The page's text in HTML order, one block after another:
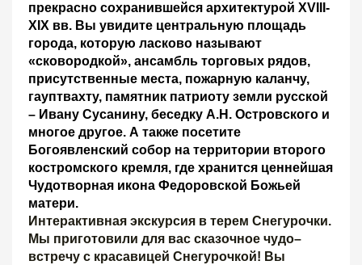
прекрасно сохранившейся архитектурой XVIII-
XIX вв. Вы увидите центральную площадь
города, которую ласково называют
«сковородкой», ансамбль торговых рядов,
присутственные места, пожарную каланчу,
гауптвахту, памятник патриоту земли русской
– Ивану Сусанину, беседку А.Н. Островского и
многое другое. А также посетите
Богоявленский собор на территории второго
костромского кремля, где хранится ценнейшая
Чудотворная икона Федоровской Божьей
матери.
Интерактивная экскурсия в терем Снегурочки.
Мы приготовили для вас сказочное чудо–
встречу с красавицей Снегурочкой! Вы